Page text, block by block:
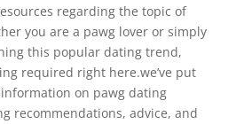
regarding the topic of
you are a pawg lover or simply
this popular dating trend,
required right here.we’ve put
on pawg dating
recommendations, advice, and